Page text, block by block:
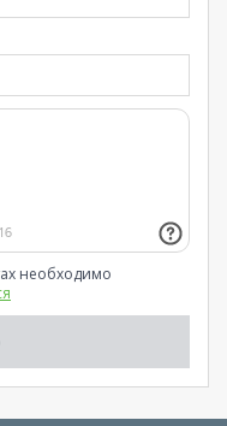
необходимо